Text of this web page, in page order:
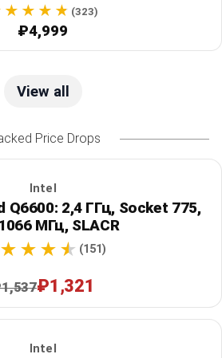
(323)
₽4,999
View all
Price Drops
Intel
Q6600: 2,4 ГГц, Socket 775,
МГц, SLACR
(151)
₽1,321
Intel